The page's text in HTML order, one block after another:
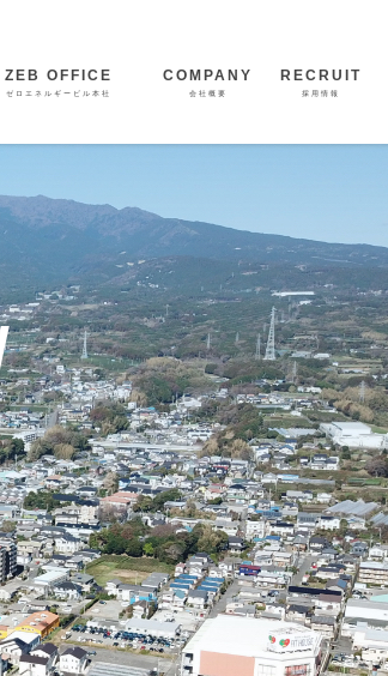
ZEB OFFICE
ゼロエネルギービル本社
COMPANY
会社概要
RECRUIT
採用情報